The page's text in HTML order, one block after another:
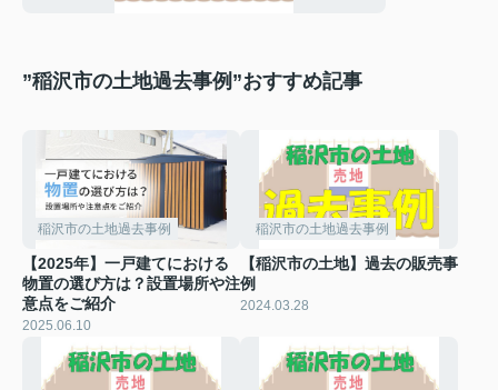
”稲沢市の土地過去事例”おすすめ記事
稲沢市の土地過去事例
【2025年】一戸建てにおける
物置の選び方は？設置場所や注
意点をご紹介
2025.06.10
稲沢市の土地過去事例
【稲沢市の土地】過去の販売事
例
2024.03.28